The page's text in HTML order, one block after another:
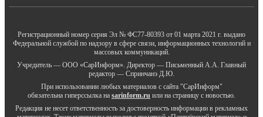
Регистрационный номер серия Эл № ФС77-80393 от 01 марта 2021 г. выдано
Федеральной службой по надзору в сфере связи, информационных технологий и
массовых коммуникаций.
Учредитель — ООО «СарИнформ». Директор — Письменный А.А. Главный
редактор — Спринчанэ Д.Ю.
При использовании любых материалов с сайта "СарИнформ"
обязательна гиперссылка на sarinform.ru или на страницу с новостью.
Редакция не несет ответственность за достоверность информации в рекламных